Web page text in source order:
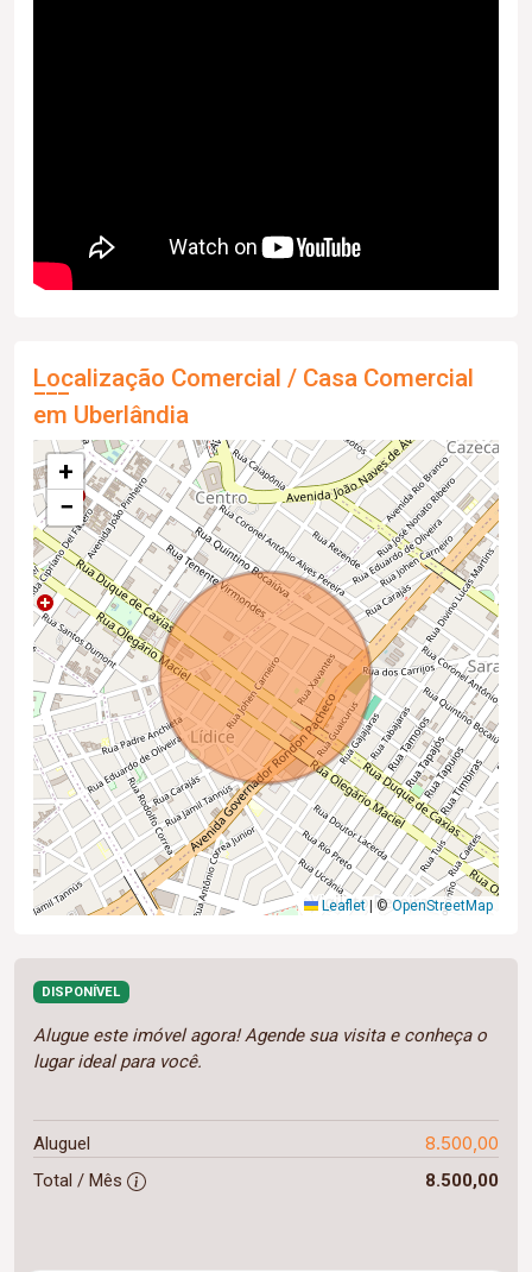
Localização Comercial / Casa Comercial
em Uberlândia
+
−
Leaflet ©OpenStreetMap
DISPONÍVEL
Alugue este imóvel agora! Agende sua visita e conheça o
lugar ideal para você.
Aluguel 8.500,00
Total / Mês 8.500,00